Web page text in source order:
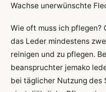
Wachse unerwünschte
Wie oft muss ich pflegen?
das Leder mindestens
reinigen und zu pflegen.
beanspruchter jemako
bei täglicher Nutzung des